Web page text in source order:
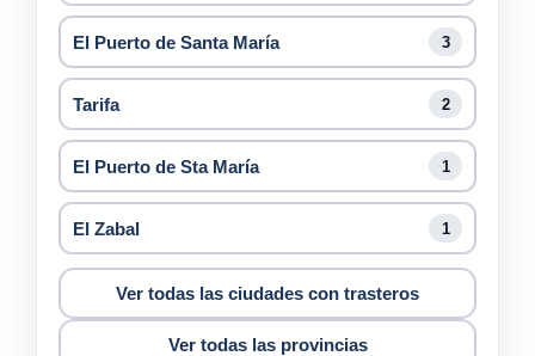
El Puerto de Santa María 3
Tarifa 2
El Puerto de Sta María 1
El Zabal 1
Ver todas las ciudades con trasteros
Ver todas las provincias